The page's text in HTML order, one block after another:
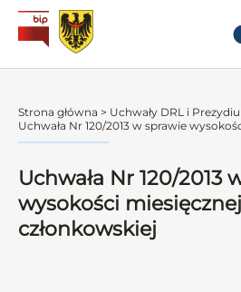
Strona główna > Uchwały DRL i
Uchwała Nr 120/2013 w sprawie
Uchwała Nr 120/2013
wysokości
członkowskiej